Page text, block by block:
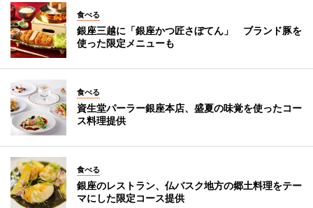
食べる
銀座三越に「銀座かつ匠さぼてん」 ブランド豚を
使った限定メニューも
食べる
資生堂パーラー銀座本店、盛夏の味覚を使ったコー
ス料理提供
食べる
銀座のレストラン、仏バスク地方の郷土料理をテー
マにした限定コース提供